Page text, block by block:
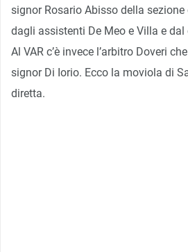
signor Rosario Abisso della
dagli assistenti De Meo e Villa e
Al VAR c’è invece l’arbitro Doveri
signor Di Iorio. Ecco la moviola di
diretta.